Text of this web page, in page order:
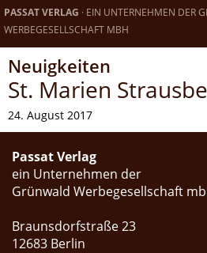
PASSAT VERLAG · EIN UNTERNEHMEN DER
WERBEGESELLSCHAFT MBH
Neuigkeiten
St. Marien
24. August 2017
Passat Verlag
ein Unternehmen der
Grünwald Werbegesellschaft
Braunsdorfstraße 23
12683 Berlin